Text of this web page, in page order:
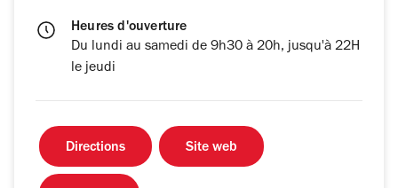
Heures d'ouverture
Du lundi au samedi de 9h30 à 20h, jusqu'à 22H
le jeudi
Directions Site web